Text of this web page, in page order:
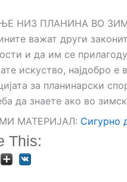
НИЗ ПЛАНИНА ВО
важат други
и да им се
искуство, најдобро
за планинарски
да знаете ако во
МАТЕРИЈАЛ: Сигурно
This: